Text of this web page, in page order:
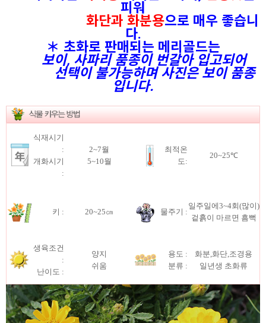
피워
화단과 화분용으로 매우 좋습니
다.
＊ 초화로 판매되는 메리골드는
보이, 사파리 품종이 번갈아 입고되어
선택이 불가능하며 사진은 보이 품종
입니다.
식재시기
:
개화시기
:
2~7월
5~10월
최적온
도:
20~25℃
키 : 20~25㎝ 물주기 :
일주일에3~4회(많이)
겉흙이 마르면 흠뻑
생육조건
:
난이도 :
양지
쉬움
용도 :
분류 :
화분,화단,조경용
일년생 초화류